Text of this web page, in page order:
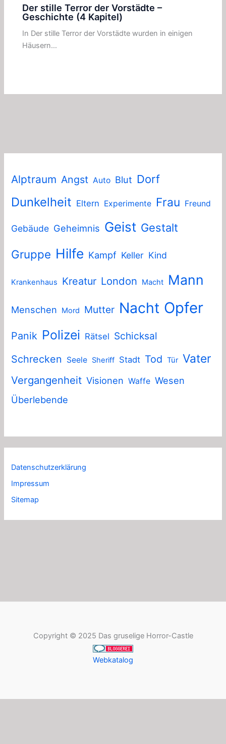
Alptraum Angst Auto Blut Dorf
Dunkelheit Eltern Experimente Frau Freund
Gebäude Geheimnis Geist Gestalt
Gruppe Hilfe Kampf Keller Kind
Krankenhaus Kreatur London Macht Mann
Menschen Mord Mutter Nacht Opfer
Panik Polizei Rätsel Schicksal
Schrecken
Seele Sheriff Stadt Tod Tür Vater
Vergangenheit Visionen Waffe Wesen
Überlebende
Datenschutzerklärung
Impressum
Sitemap
Der stille Terror der Vorstädte –
Geschichte (4 Kapitel)
In Der stille Terror der Vorstädte wurden in einigen
Häusern…
Copyright © 2025 Das gruselige Horror-Castle
Webkatalog